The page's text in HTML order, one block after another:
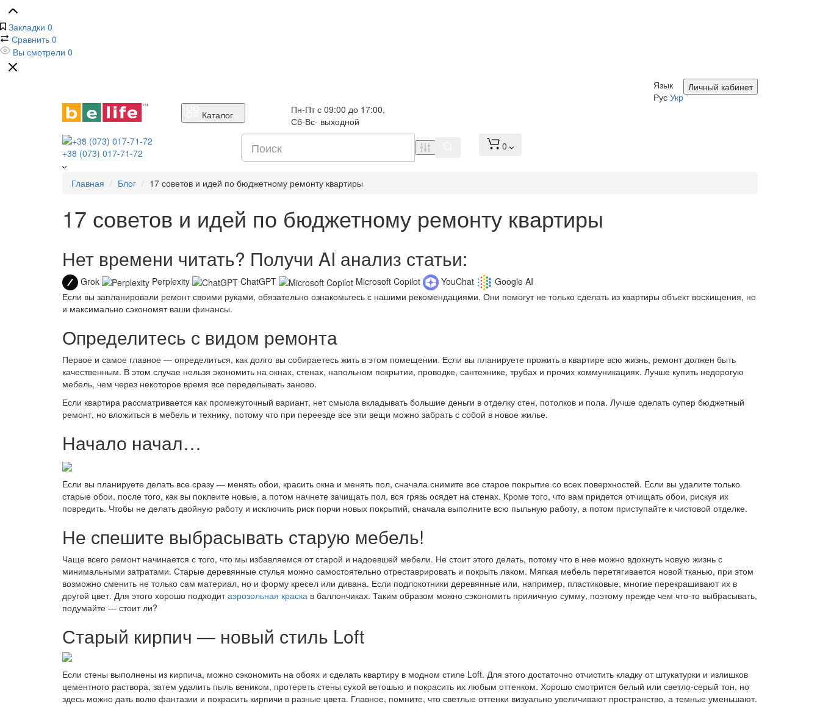
Закладки 0
Сравнить 0
Вы смотрели 0
Личный кабинет
Язык
Рус Укр
Каталог
Пн-Пт с 09:00 до 17:00,
Сб-Вс- выходной
+38 (073) 017-71-72
0
Главная Блог 17 советов и идей по бюджетному ремонту квартиры
17 советов и идей по бюджетному ремонту квартиры
Нет времени читать? Получи AI анализ статьи:
Grok Perplexity ChatGPT Microsoft Copilot YouChat
Google AI
Если вы запланировали ремонт своими руками, обязательно ознакомьтесь с нашими рекомендациями. Они помогут не только сделать из квартиры объект восхищения, но
и максимально сэкономят ваши финансы.
Определитесь с видом ремонта
Первое и самое главное — определиться, как долго вы собираетесь жить в этом помещении. Если вы планируете прожить в квартире всю жизнь, ремонт должен быть
качественным. В этом случае нельзя экономить на окнах, стенах, напольном покрытии, проводке, сантехнике, трубах и прочих коммуникациях. Лучше купить недорогую
мебель, чем через некоторое время все переделывать заново.
Если квартира рассматривается как промежуточный вариант, нет смысла вкладывать большие деньги в отделку стен, потолков и пола. Лучше сделать супер бюджетный
ремонт, но вложиться в мебель и технику, потому что при переезде все эти вещи можно забрать с собой в новое жилье.
Начало начал…
Если вы планируете делать все сразу — менять обои, красить окна и менять пол, сначала снимите все старое покрытие со всех поверхностей. Если вы удалите только
старые обои, после того, как вы поклеите новые, а потом начнете зачищать пол, вся грязь осядет на стенах. Кроме того, что вам придется отчищать обои, рискуя их
повредить. Чтобы не делать двойную работу и исключить риск порчи новых покрытий, сначала выполните всю пыльную работу, а потом приступайте к чистовой отделке.
Не спешите выбрасывать старую мебель!
Чаще всего ремонт начинается с того, что мы избавляемся от старой и надоевшей мебели. Не стоит этого делать, потому что в нее можно вдохнуть новую жизнь с
минимальными затратами. Старые деревянные стулья можно самостоятельно отреставрировать и покрыть лаком. Мягкая мебель перетягивается новой тканью, при этом
возможно сменить не только сам материал, но и форму кресел или дивана. Если подлокотники деревянные или, например, пластиковые, многие перекрашивают их в
другой цвет. Для этого хорошо подходитаэрозольная краска в баллончиках. Таким образом можно сэкономить приличную сумму, поэтому прежде чем что-то выбрасывать,
подумайте — стоит ли?
Старый кирпич — новый стиль Loft
Если стены выполнены из кирпича, можно сэкономить на обоях и сделать квартиру в модном стиле Loft. Для этого достаточно отчистить кладку от штукатурки и излишков
цементного раствора, затем удалить пыль веником, протереть стены сухой ветошью и покрасить их любым оттенком. Хорошо смотрится белый или светло-серый тон, но
здесь можно дать волю фантазии и покрасить кирпичи в разные цвета. Главное, помните, что светлые оттенки визуально увеличивают пространство, а темные уменьшают.